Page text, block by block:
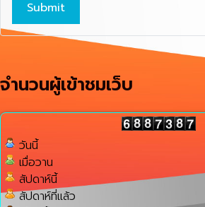
จำนวนผู้เข้าชมเว็บ
วันนี้
เมื่อวาน
สัปดาห์นี้
สัปดาห์ที่แล้ว